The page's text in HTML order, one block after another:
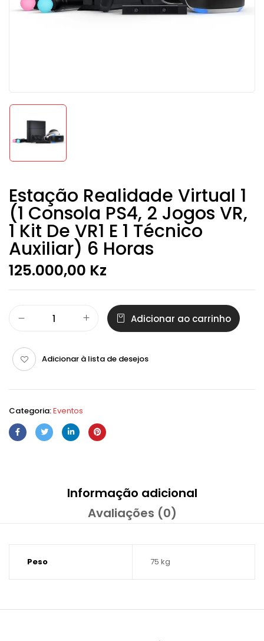
Estação Realidade Virtual 1
(1 Consola PS4, 2 Jogos VR,
1 Kit De VR1 E 1 Técnico
Auxiliar) 6 Horas
125.000,00 Kz
Adicionar ao carrinho
Adicionar à lista de desejos
Categoria:Eventos
Informação adicional
Avaliações (0)
Peso 75 kg